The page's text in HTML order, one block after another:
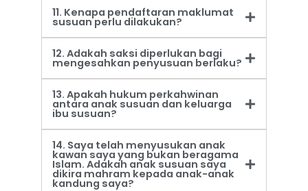
11. Kenapa pendaftaran maklumat
susuan perlu dilakukan?
12. Adakah saksi diperlukan bagi
mengesahkan penyusuan berlaku?
13. Apakah hukum perkahwinan
antara anak susuan dan keluarga
ibu susuan?
14. Saya telah menyusukan anak
kawan saya yang bukan beragama
Islam. Adakah anak susuan saya
dikira mahram kepada anak-anak
kandung saya?